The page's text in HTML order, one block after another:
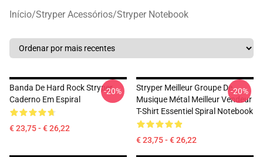
Início/Stryper Acessórios/Stryper Notebook
Banda De Hard Rock Stryper
Caderno Em Espiral
€ 23,75 - € 26,22
-20%
Stryper Meilleur Groupe De
Musique Métal Meilleur Vendeur
T-Shirt Essentiel Spiral Notebook
€ 23,75 - € 26,22
-20%